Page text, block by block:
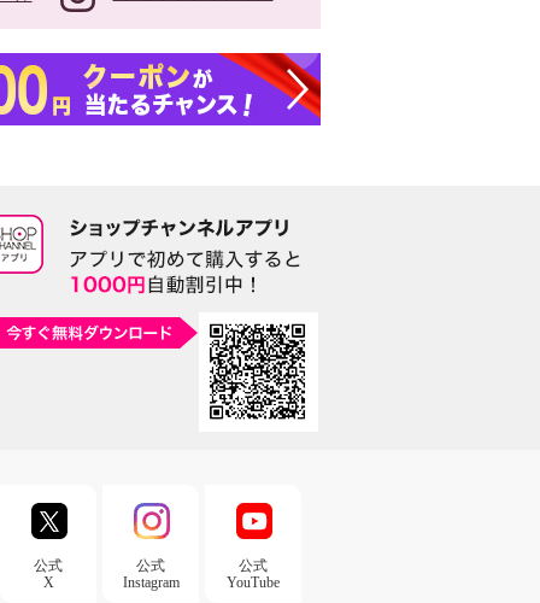
公式
X
公式
Instagram
公式
YouTube